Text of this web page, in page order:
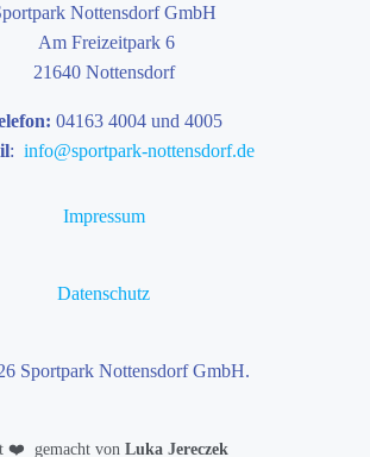
Nottensdorf GmbH
Am Freizeitpark 6
21640 Nottensdorf
04163 4004 und 4005
: info@sportpark-nottensdorf.de
Impressum
Datenschutz
Sportpark Nottensdorf GmbH.
❤️ gemacht von Luka Jereczek